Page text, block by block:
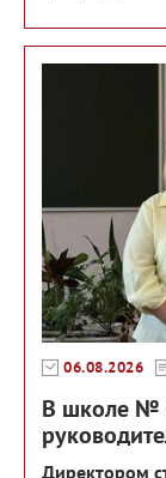
06.08.2026
В школе №
Директором